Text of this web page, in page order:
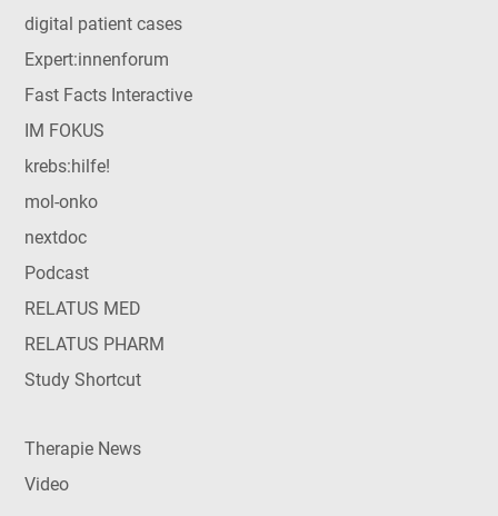
digital patient cases
Expert:innenforum
Fast Facts Interactive
IM FOKUS
krebs:hilfe!
mol-onko
nextdoc
Podcast
RELATUS MED
RELATUS PHARM
Study Shortcut
Therapie News
Video